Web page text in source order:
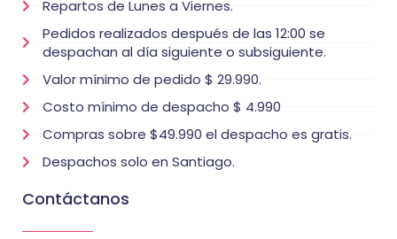
Repartos de Lunes a Viernes.
Pedidos realizados después de las 12:00 se
despachan al día siguiente o subsiguiente.
Valor mínimo de pedido $ 29.990.
Costo mínimo de despacho $ 4.990
Compras sobre $49.990 el despacho es gratis.
Despachos solo en Santiago.
Contáctanos